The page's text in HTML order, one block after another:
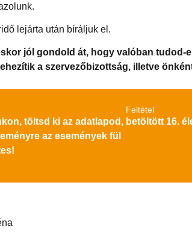
lejárta után bíráljuk el.
jól gondold át, hogy valóban
a szervezőbizottság, illetve
töltsd ki az adatlapod,
az események fül
Feltétel
betöltött 16.